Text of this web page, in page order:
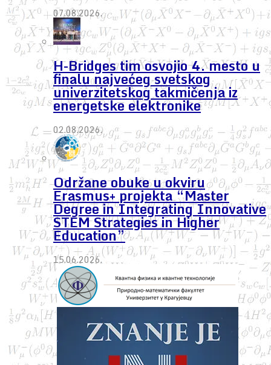
07.08.2026.
H-Bridges tim osvojio 4. mesto u
finalu najvećeg svetskog
univerzitetskog takmičenja iz
energetske elektronike
02.08.2026.
Održane obuke u okviru
Erasmus+ projekta “Master
Degree in Integrating Innovative
STEM Strategies in Higher
Education”
15.06.2026.